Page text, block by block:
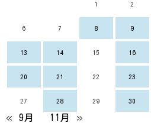
1 2
6 7 8 9
13 14 15 16
20 21 22 23
27 28 29 30
« 9月 11月 »